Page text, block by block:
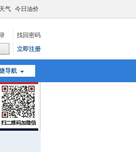
气 今日油价
找回密码
立即注册
导航